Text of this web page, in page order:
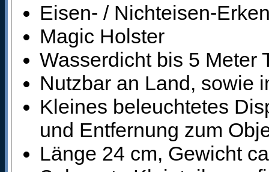
Eisen- / Nichteisen-
Magic Holster
Wasserdicht bis 5 Meter
Nutzbar an Land, sowie
Kleines beleuchtetes
und Entfernung zum
Länge 24 cm, Gewicht